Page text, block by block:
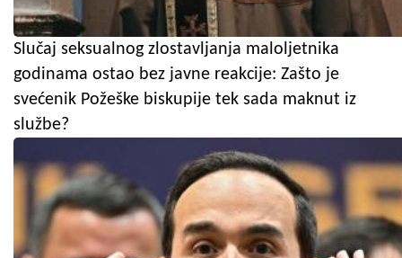
Slučaj seksualnog zlostavljanja maloljetnika
godinama ostao bez javne reakcije: Zašto je
svećenik Požeške biskupije tek sada maknut iz
službe?